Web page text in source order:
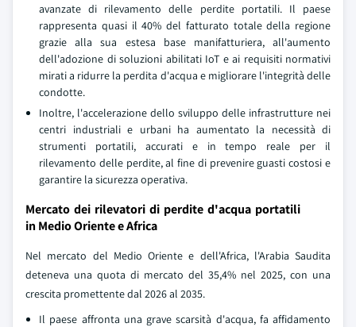
avanzate di rilevamento delle perdite portatili. Il paese
rappresenta quasi il 40% del fatturato totale della regione
grazie alla sua estesa base manifatturiera, all'aumento
dell'adozione di soluzioni abilitati IoT e ai requisiti normativi
mirati a ridurre la perdita d'acqua e migliorare l'integrità delle
condotte.
Inoltre, l'accelerazione dello sviluppo delle infrastrutture nei
centri industriali e urbani ha aumentato la necessità di
strumenti portatili, accurati e in tempo reale per il
rilevamento delle perdite, al fine di prevenire guasti costosi e
garantire la sicurezza operativa.
Mercato dei rilevatori di perdite d'acqua portatili
in Medio Oriente e Africa
Nel mercato del Medio Oriente e dell'Africa, l'Arabia Saudita
deteneva una quota di mercato del 35,4% nel 2025, con una
crescita promettente dal 2026 al 2035.
Il paese affronta una grave scarsità d'acqua, fa affidamento